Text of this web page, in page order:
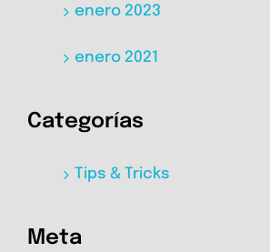
enero 2023
enero 2021
Categorías
Tips & Tricks
Meta